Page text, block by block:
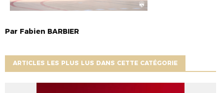
Par Fabien BARBIER
ARTICLES LES PLUS LUS DANS CETTE CATÉGORIE